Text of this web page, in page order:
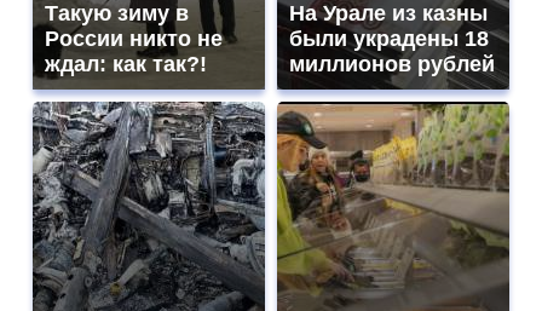
Такую зиму в
России никто не
ждал: как так?!
На Урале из казны
были украдены 18
миллионов рублей